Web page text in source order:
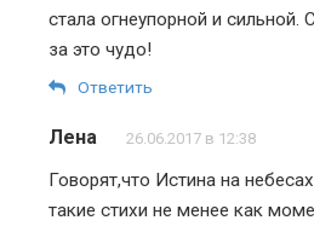
стала огнеупорной и сильной.
за это чудо!
Ответить
Лена 26.06.2017 в 12:38
Говорят,что Истина на
такие стихи не менее как